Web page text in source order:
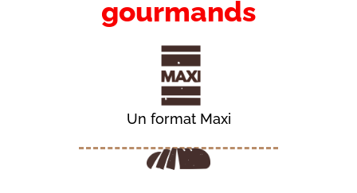
gourmands
Un format Maxi